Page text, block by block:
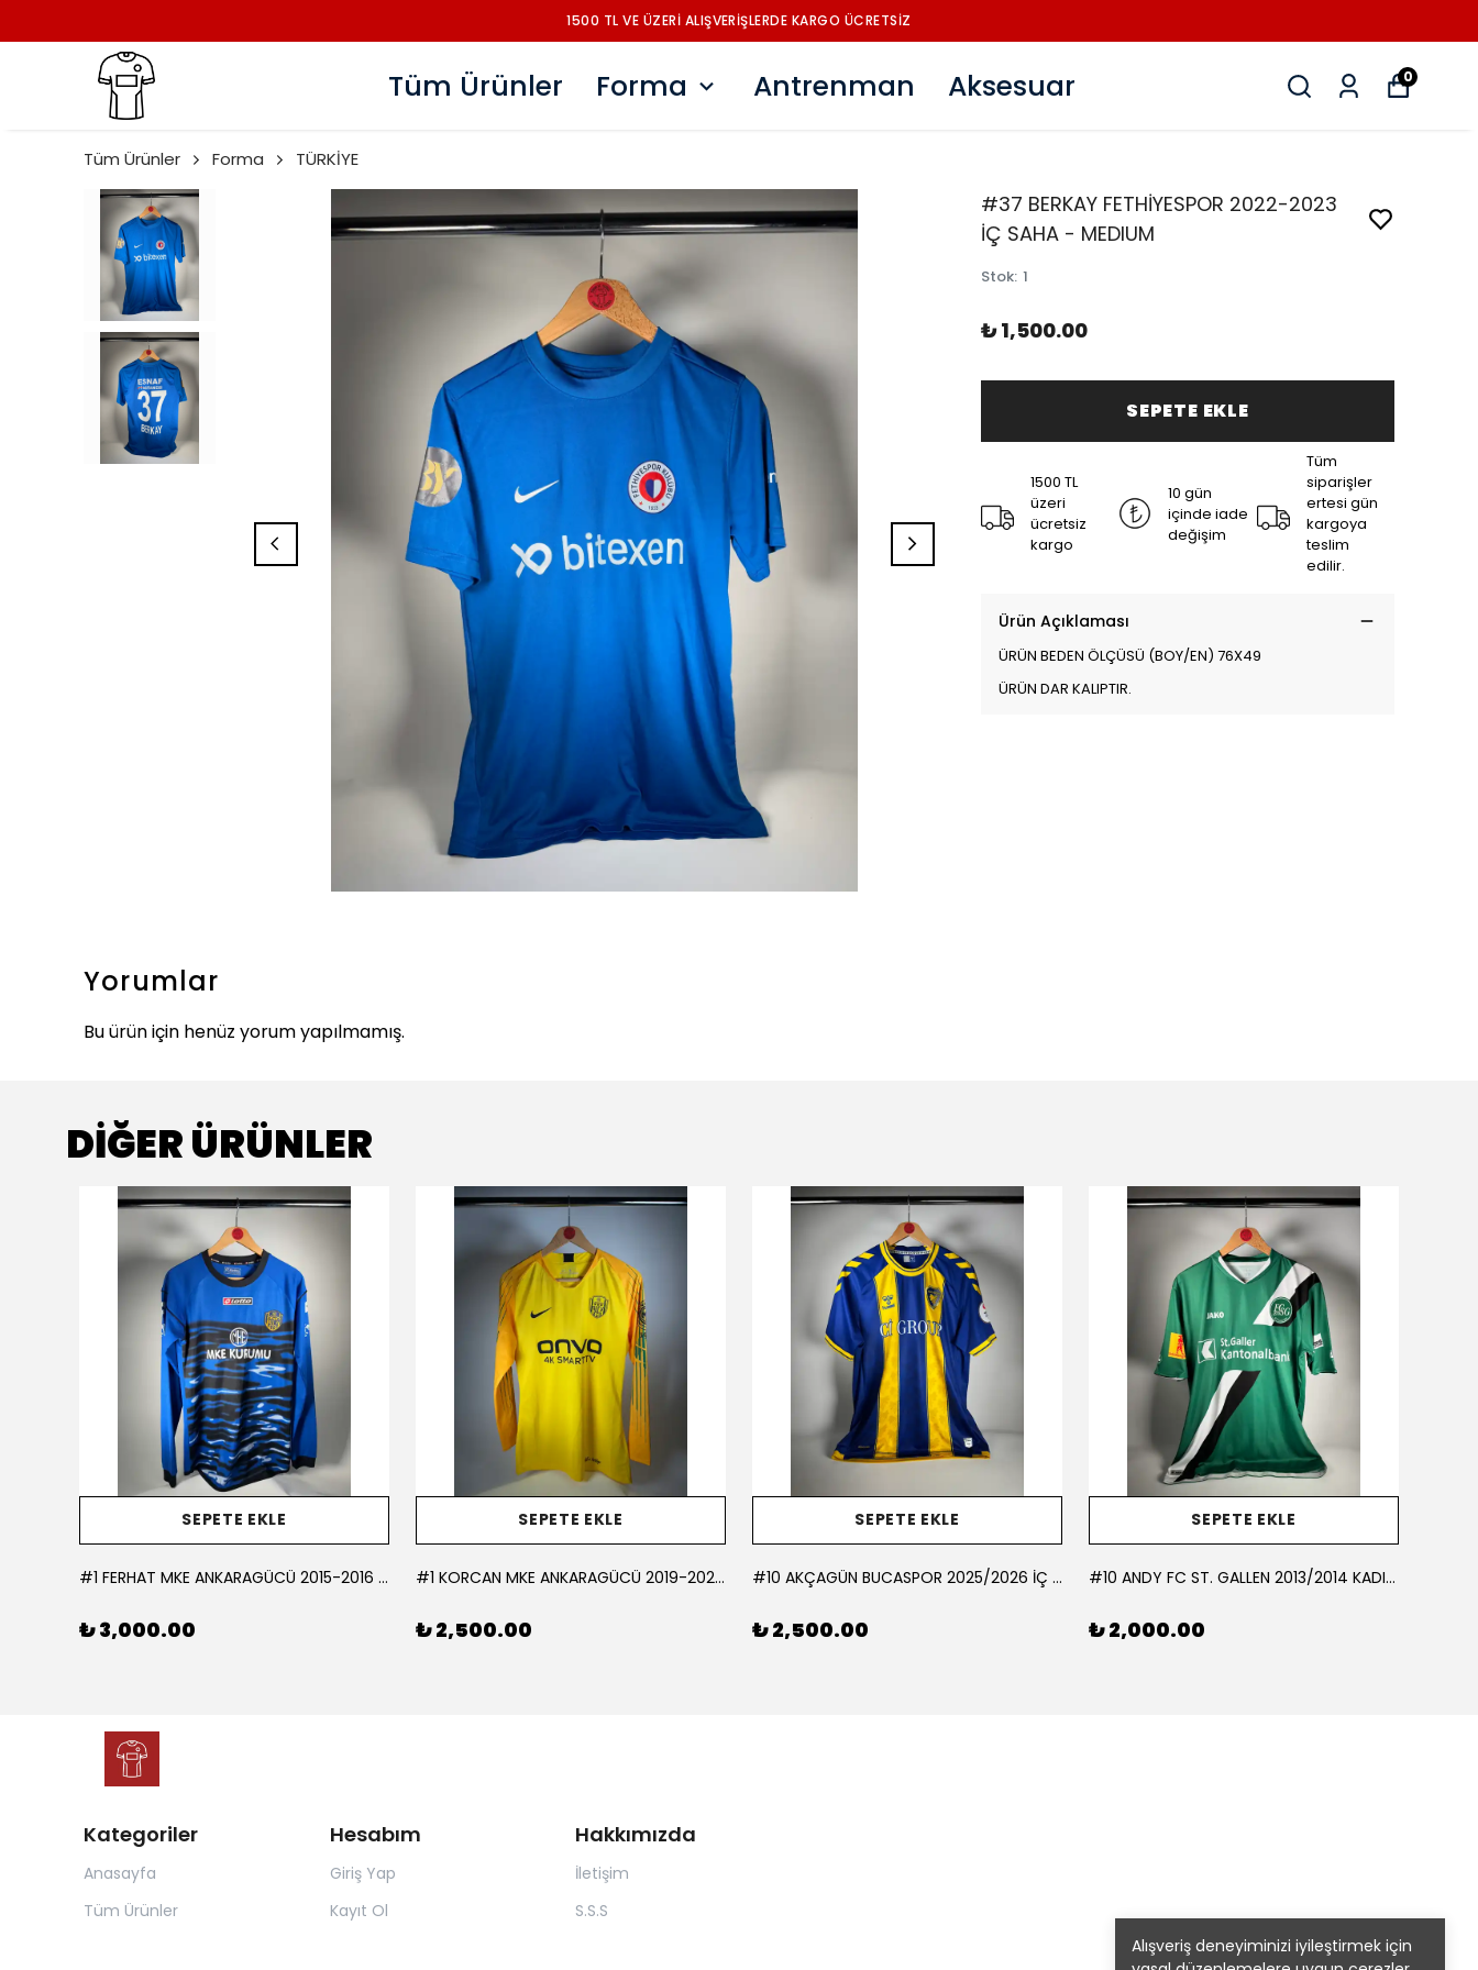
1500 TL VE ÜZERİ ALIŞVERİŞLERDE KARGO ÜCRETSİZ
Tüm Ürünler Forma Antrenman Aksesuar 0
Alışveriş deneyiminizi iyileştirmek için
Tüm Ürünler Forma TÜRKİYE
#37 BERKAY FETHİYESPOR 2022-2023
İÇ SAHA - MEDIUM
Stok: 1
₺ 1,500.00
SEPETE EKLE
1500 TL
üzeri
ücretsiz
kargo
10 gün
içinde iade
değişim
Tüm
siparişler
ertesi gün
kargoya
teslim
edilir.
Ürün Açıklaması
ÜRÜN BEDEN ÖLÇÜSÜ (BOY/EN) 76X49
ÜRÜN DAR KALIPTIR.
Yorumlar
Bu ürün için henüz yorum yapılmamış.
DİĞER ÜRÜNLER
SEPETE EKLE
#1 FERHAT MKE ANKARAGÜCÜ 2015-2016 KALECİ - LARGE
₺ 3,000.00
SEPETE EKLE
#1 KORCAN MKE ANKARAGÜCÜ 2019-2020 KALECİ - MEDIUM
₺ 2,500.00
SEPETE EKLE
#10 AKÇAGÜN BUCASPOR 2025/2026 İÇ SAHA - LARGE
₺ 2,500.00
SEPETE EKLE
#10 ANDY FC ST. GALLEN 2013/2014 KADIN FUTBOL TAKIMI İÇ SAHA - LARGE
₺ 2,000.00
Kategoriler
Anasayfa
Tüm Ürünler
Hesabım
Giriş Yap
Kayıt Ol
Hakkımızda
İletişim
S.S.S